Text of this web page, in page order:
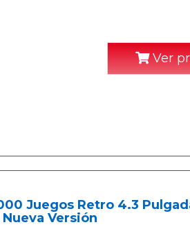
Ver
Juegos Retro 4.3
Versión